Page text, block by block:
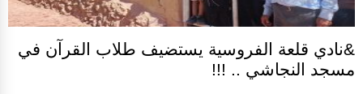
&نادي قلعة الفروسية يستضيف طلاب القرآن في
مسجد النجاشي .. !!!